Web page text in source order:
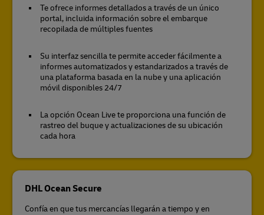
Te ofrece informes detallados a través de un único
portal, incluida información sobre el embarque
recopilada de múltiples fuentes
Su interfaz sencilla te permite acceder fácilmente a
informes automatizados y estandarizados a través de
una plataforma basada en la nube y una aplicación
móvil disponibles 24/7
La opción Ocean Live te proporciona una función de
rastreo del buque y actualizaciones de su ubicación
cada hora
DHL Ocean Secure
Confía en que tus mercancías llegarán a tiempo y en